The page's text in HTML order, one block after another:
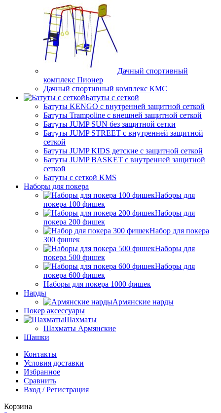
Дачный спортивный
комплекс Пионер
Дачный спортивный комплекс КМС
Батуты с сеткой
Батуты KENGO с внутренней защитной сеткой
Батуты Trampoline с внешней защитной сеткой
Батуты JUMP SUN без защитной сетки
Батуты JUMP STREET с внутренней защитной
сеткой
Батуты JUMP KIDS детские с защитной сеткой
Батуты JUMP BASKET с внутренней защитной
сеткой
Батуты с сеткой KMS
Наборы для покера
Наборы для
покера 100 фишек
Наборы для
покера 200 фишек
Набор для покера
300 фишек
Наборы для
покера 500 фишек
Наборы для
покера 600 фишек
Наборы для покера 1000 фишек
Нарды
Армянские нарды
Покер аксессуары
Шахматы
Шахматы Армянские
Шашки
Контакты
Условия доставки
Избранное
Сравнить
Вход / Регистрация
Корзина